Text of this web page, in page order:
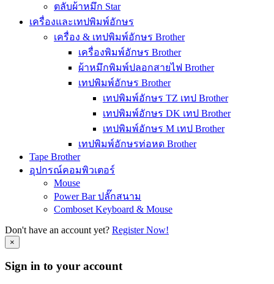
ตลับผ้าหมึก Star
เครื่องและเทปพิมพ์อักษร
เครื่อง & เทปพิมพ์อักษร Brother
เครื่องพิมพ์อักษร Brother
ผ้าหมึกพิมพ์ปลอกสายไฟ Brother
เทปพิมพ์อักษร Brother
เทปพิมพ์อักษร TZ เทป Brother
เทปพิมพ์อักษร DK เทป Brother
เทปพิมพ์อักษร M เทป Brother
เทปพิมพ์อักษรท่อหด Brother
Tape Brother
อุปกรณ์คอมพิวเตอร์
Mouse
Power Bar ปลั๊กสนาม
Comboset Keyboard & Mouse
Don't have an account yet? Register Now!
×
Sign in to your account